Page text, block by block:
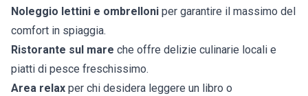
Noleggio lettini e ombrelloni per garantire il massimo del
comfort in spiaggia.
Ristorante sul mare che offre delizie culinarie locali e
piatti di pesce freschissimo.
Area relax per chi desidera leggere un libro o